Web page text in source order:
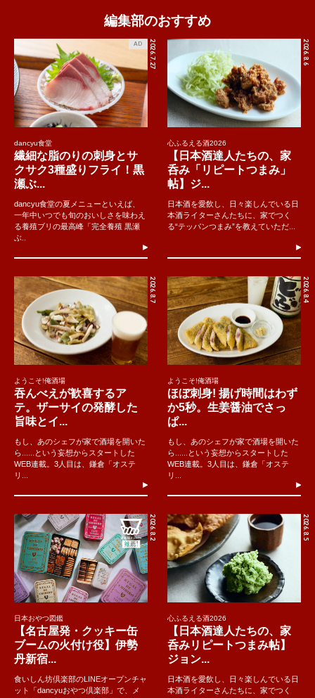
編集部のおすすめ
2026.7.27
AD
dancyu食堂
繊細な脂のりの刺身とサ
クサク3種盛りフライ！黒
瀬ぶ...
dancyu食堂の夏メニューといえば、
一年中いつでも旬のおいしさを味わえ
る養殖ブリの最高峰「完全養殖 黒瀬
ぶ..
2026.8.6
心ふるえる酒2026
【日本酒達人たちの、家
呑み「リピートつまみ」
帖】ジ...
日本酒を愛飲し、日々楽しんでいる日
本酒ライターさんたちに、家でつく
る“テッパンつまみ”を教えていただ...
2026.8.7
ようこそ!俺酒場
吞んべえが歓喜するア
テ。ザーサイの発酵した
旨味とイ...
もし、あのシェフが家で酒場を開いた
ら......という妄想からスタートした
WEB連載。3人目は、鎌倉「オステ
リ...
2026.8.4
ようこそ!俺酒場
ほぼ刺身! 揚げ時間はわず
か5秒。生姜醤油でさっ
ぱ...
もし、あのシェフが家で酒場を開いた
ら......という妄想からスタートした
WEB連載。3人目は、鎌倉「オステ
リ...
2026.8.2
日本おやつ図鑑
【名古屋発・クッキー缶
ブームの火付け役】伊勢
丹新宿...
食いしん坊倶楽部のLINEオープンチャ
ット「dancyuおやつ倶楽部」で、メ
2026.8.5
心ふるえる酒2026
【日本酒達人たちの、家
呑みリピートつまみ帖】
ジョン...
日本酒を愛飲し、日々楽しんでいる日
本酒ライターさんたちに、家でつく